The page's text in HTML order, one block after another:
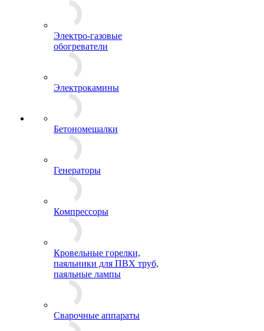
Электро-газовые
обогреватели
Электрокамины
Бетономешалки
Генераторы
Компрессоры
Кровельные горелки,
паяльники для ПВХ труб,
паяльные лампы
Сварочные аппараты